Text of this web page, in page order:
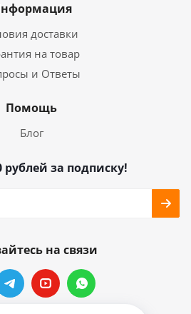
доставки
на товар
и Ответы
Помощь
Блог
рублей за подписку!
на связи